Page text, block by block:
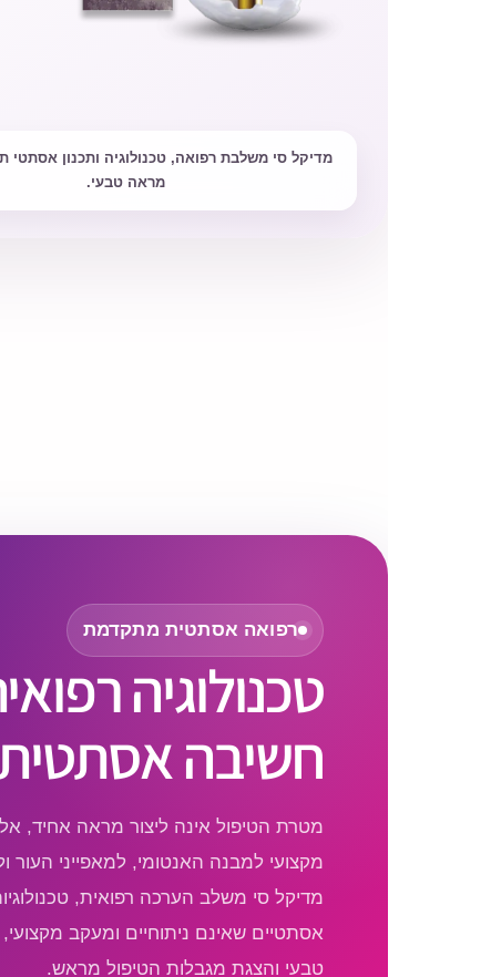
מדיקל סי משלבת רפואה, טכנולוגיה ותכנון אסתטי
מראה טבעי.
רפואה אסתטית מתקדמת
טכנולוגיה
חשיבה
מטרת הטיפול אינה ליצור מראה אחיד,
מקצועי למבנה האנטומי, למאפייני העור
מדיקל סי משלב הערכה רפואית,
אסתטיים שאינם ניתוחיים ומעקב
טבעי והצגת מגבלות הטיפול מראש.